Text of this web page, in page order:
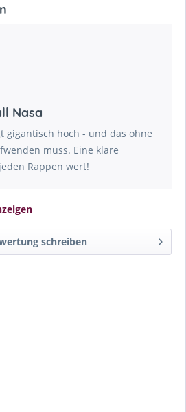
Nasa
gigantisch hoch - und das ohne
muss. Eine klare
Rappen wert!
schreiben